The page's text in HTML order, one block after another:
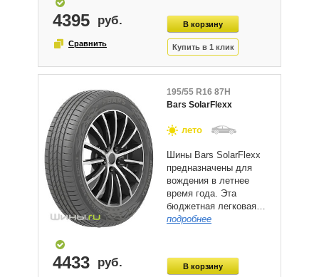
4395
195/55 R16 87H
Bars SolarFlexx
лето
Шины Bars SolarFlexx
предназначены для
вождения в летнее
время года. Эта
бюджетная легковая…
подробнее
4433